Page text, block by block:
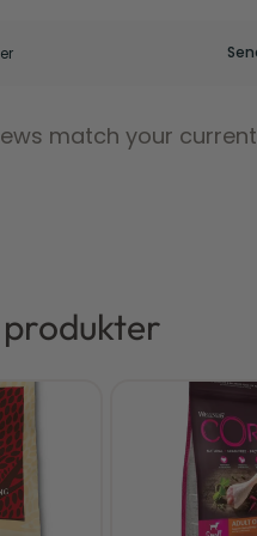
match your current